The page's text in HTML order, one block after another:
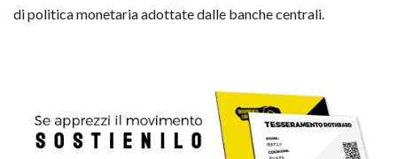
di politica monetaria adottate dalle banche centrali.